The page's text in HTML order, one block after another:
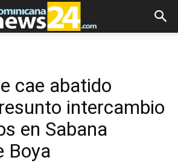
cae abatido
intercambio
en Sabana
Boya